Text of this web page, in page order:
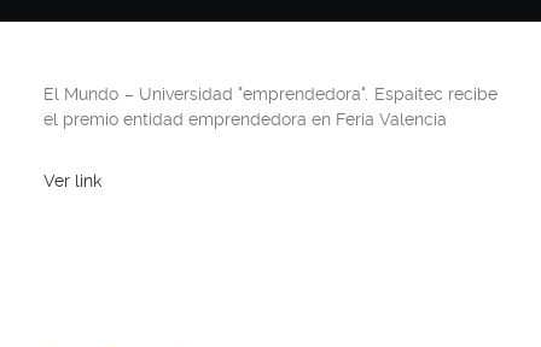
El Mundo – Universidad "emprendedora". Espaitec recibe
el premio entidad emprendedora en Feria Valencia
Ver link